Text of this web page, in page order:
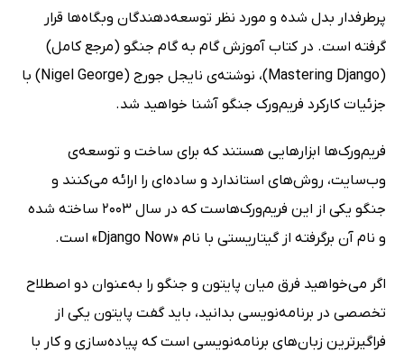
پرطرفدار بدل شده و مورد نظر توسعه‌دهندگان وبگاه‌ها قرار
گرفته است. در کتاب آموزش گام به گام جنگو (مرجع کامل)
(Mastering Django)، نوشته‌ی نایجل جورج (Nigel George) با
جزئیات کارکرد فریم‌ورک جنگو آشنا خواهید شد.
فریم‌ورک‌ها ابزارهایی هستند که برای ساخت و توسعه‌ی
وب‌سایت، روش‌های استاندارد و ساده‌ای را ارائه می‌کنند و
جنگو یکی از این فریم‌ورک‌هاست که در سال 2003 ساخته شده
و نام آن برگرفته از گیتاریستی با نام «Django Now» است.
اگر می‌خواهید فرق میان پایتون و جنگو را به‌عنوان دو اصطلاح
تخصصی در برنامه‌نویسی بدانید، باید گفت پایتون یکی از
فراگیرترین زبان‌های برنامه‌نویسی است که پیاده‌سازی و کار با